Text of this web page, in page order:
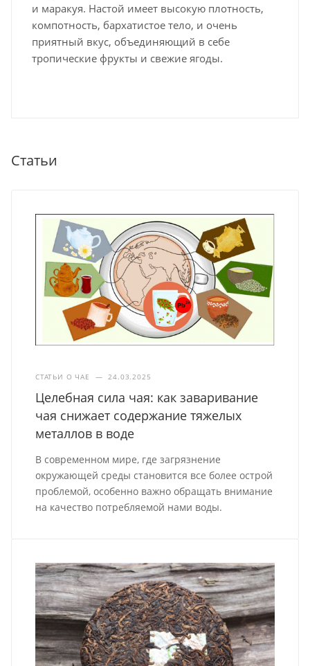
и маракуя. Настой имеет высокую плотность,
компотность, бархатистое тело, и очень
приятный вкус, объединяющий в себе
тропические фрукты и свежие ягоды.
Статьи
СТАТЬИ О ЧАЕ — 24.03.2025
Целебная сила чая: как заваривание
чая снижает содержание тяжелых
металлов в воде
В современном мире, где загрязнение
окружающей среды становится все более острой
проблемой, особенно важно обращать внимание
на качество потребляемой нами воды.